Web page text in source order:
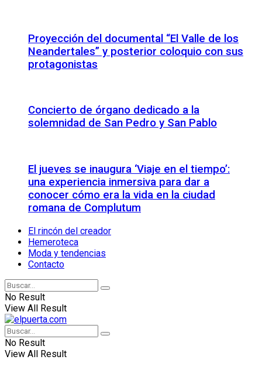
Proyección del documental “El Valle de los
Neandertales” y posterior coloquio con sus
protagonistas
Concierto de órgano dedicado a la
solemnidad de San Pedro y San Pablo
El jueves se inaugura ‘Viaje en el tiempo’:
una experiencia inmersiva para dar a
conocer cómo era la vida en la ciudad
romana de Complutum
El rincón del creador
Hemeroteca
Moda y tendencias
Contacto
No Result
View All Result
No Result
View All Result